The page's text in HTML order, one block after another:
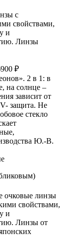
с
свойствами,
и
Линзы
₽
2 в 1: в
на солнце –
зависит от
защита. Не
стекло
Ю.-В.
очковые линзы
свойствами,
и
Линзы от